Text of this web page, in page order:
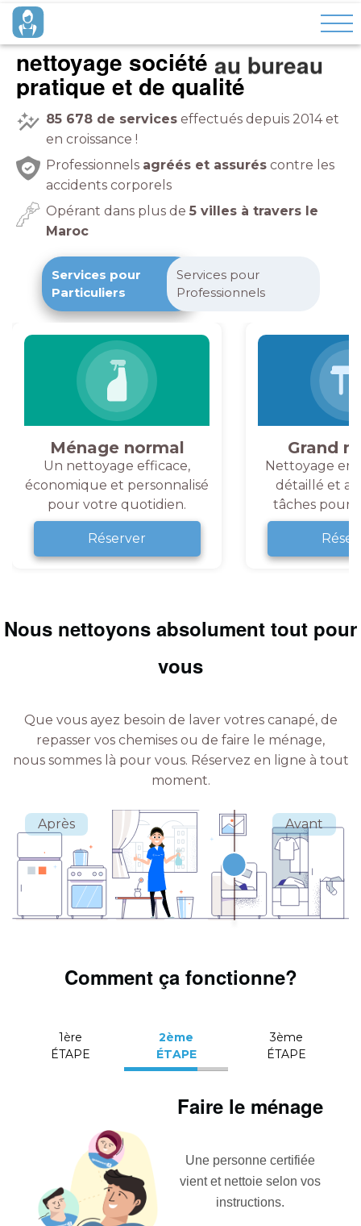
nettoyage société
pratique et de qualité
85 678 de services effectués depuis 2014 et
en croissance !
Professionnels agréés et assurés contre les
accidents corporels
Opérant dans plus de 5 villes à travers le
Maroc
Services pour
Particuliers
Services pour
Professionnels
Ménage normal
Un nettoyage efficace,
économique et personnalisé
pour votre quotidien.
Réserver
Grand
Nettoyage en
détaillé et
tâches pour
Nous nettoyons absolument tout pour
vous
Que vous ayez besoin de laver votres canapé, de
repasser vos chemises ou de faire le ménage,
nous sommes là pour vous. Réservez en ligne à tout
moment.
Comment ça fonctionne?
1ère
ÉTAPE
2ème
ÉTAPE
3ème
ÉTAPE
Faire le ménage
Une personne certifiée
vient et nettoie selon vos
instructions.